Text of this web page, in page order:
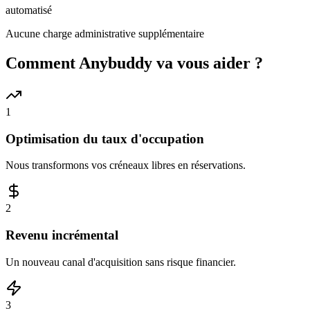
automatisé
Aucune charge administrative supplémentaire
Comment Anybuddy va vous aider ?
1
Optimisation du taux d'occupation
Nous transformons vos créneaux libres en réservations.
2
Revenu incrémental
Un nouveau canal d'acquisition sans risque financier.
3